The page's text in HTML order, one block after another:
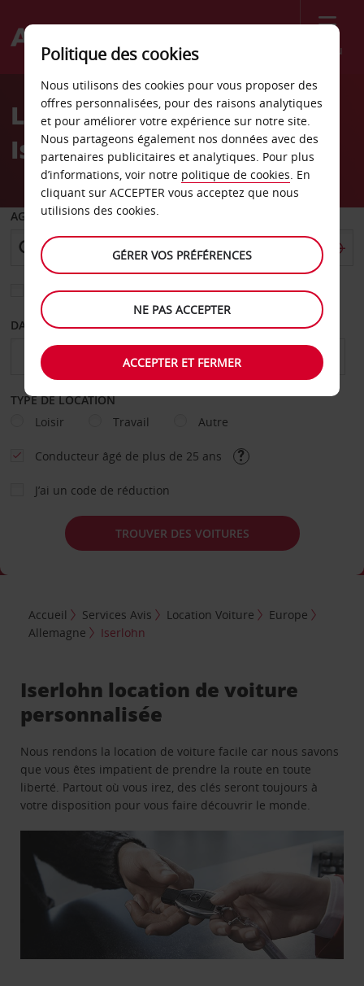
Menu
Welcome
AvisLocation de voiture
Iserlohn
AGENCE DE DÉPART
Sélectionnez une autre agence de retour
DATE DE DÉPART DATE DE RETOUR
TYPE DE LOCATION
Loisir
Travail Autre
Conducteur âgé de plus de 25 ans
J’ai un code de réduction
TROUVER DES VOITURES
Accueil Services Avis Location Voiture
Europe
Allemagne
Iserlohn
Iserlohn location de voiture
personnalisée
Nous rendons la location de voiture facile car nous savons
que vous êtes impatient de prendre la route en toute
liberté. Partout où vous irez, des clés seront toujours à
votre disposition pour vous faire découvrir le monde.
Politique des cookies
Nous utilisons des cookies pour vous proposer des
offres personnalisées, pour des raisons analytiques
et pour améliorer votre expérience sur notre site.
Nous partageons également nos données avec des
partenaires publicitaires et analytiques. Pour plus
d’informations, voir notre politique de cookies. En
cliquant sur ACCEPTER vous acceptez que nous
utilisions des cookies.
GÉRER VOS PRÉFÉRENCES
NE PAS ACCEPTER
ACCEPTER ET FERMER